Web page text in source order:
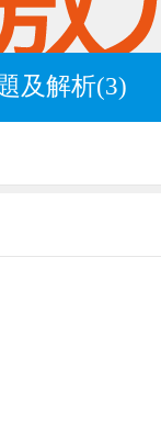
及解析(3)